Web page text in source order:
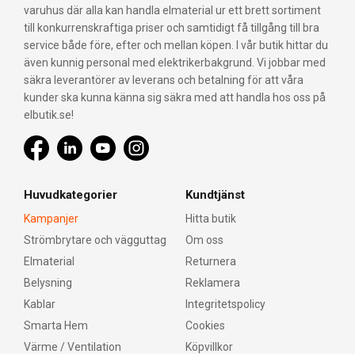
varuhus där alla kan handla elmaterial ur ett brett sortiment
till konkurrenskraftiga priser och samtidigt få tillgång till bra
service både före, efter och mellan köpen. I vår butik hittar du
även kunnig personal med elektrikerbakgrund. Vi jobbar med
säkra leverantörer av leverans och betalning för att våra
kunder ska kunna känna sig säkra med att handla hos oss på
elbutik.se!
Huvudkategorier
Kampanjer
Strömbrytare och vägguttag
Elmaterial
Belysning
Kablar
Smarta Hem
Värme / Ventilation
Kundtjänst
Hitta butik
Om oss
Returnera
Reklamera
Integritetspolicy
Cookies
Köpvillkor